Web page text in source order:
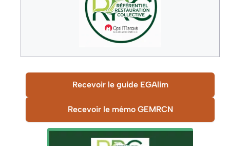
Recevoir le guide EGAlim
Recevoir le mémo GEMRCN